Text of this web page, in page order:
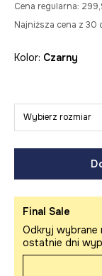
Cena regularna:
Najniższa cena z 30
Kolor: czarny
Wybierz rozmiar
Final Sale
Odkryj wybrane
ostatnie dni